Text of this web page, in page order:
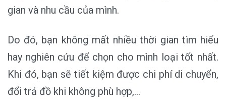
gian và nhu cầu của mình.
Do đó, bạn không mất nhiều thời gian tìm hiểu
hay nghiên cứu để chọn cho mình loại tốt nhất.
Khi đó, bạn sẽ tiết kiệm được chi phí di chuyển,
đổi trả đồ khi không phù hợp,…